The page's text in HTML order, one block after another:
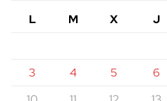
L
M X J
3
4 5 6